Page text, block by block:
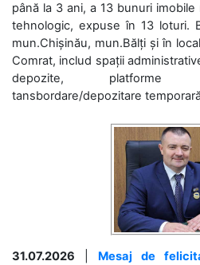
până la 3 ani, a 13 bunuri
tehnologic, expuse în 13 loturi.
mun.Chișinău, mun.Bălți și în
Comrat, includ spații
depozite, platforme
tansbordare/depozitare
31.07.2026
Mesaj de